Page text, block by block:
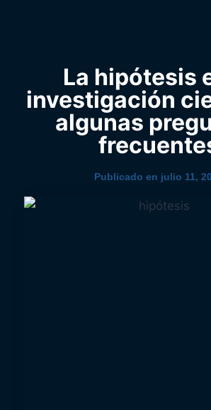
La hipótesis
investigación
algunas
Publicado en julio 11,